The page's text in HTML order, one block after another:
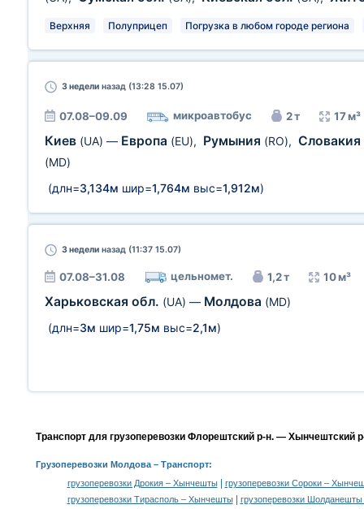
Верхняя Полуприцеп Погрузка в любом городе региона
3 недели назад (13:28 15.07)
07.08–09.09 микроавтобус 2 т 17 м³
Киев (UA) — Европа (EU), Румыния (RO), Словакия
(MD)
(длн=3,134м шир=1,764м выс=1,912м)
3 недели назад (11:37 15.07)
07.08–31.08 цельномет. 1,2 т 10 м³
Харьковская обл. (UA) — Молдова (MD)
(длн=3м шир=1,75м выс=2,1м)
Транспорт для грузоперевозки Флорештский р-н. — Хынчештский
Грузоперевозки Молдова– Транспорт:
грузоперевозки Дрокия – Хынчешты|
грузоперевозки Сороки –
грузоперевозки Тирасполь – Хынчешты|
грузоперевозки